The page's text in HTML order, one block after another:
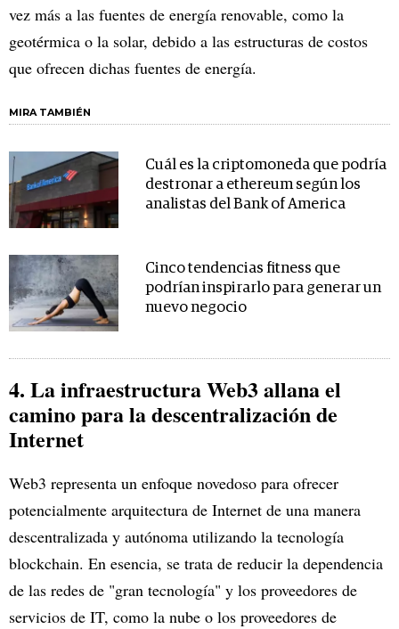
vez más a las fuentes de energía renovable, como la
geotérmica o la solar, debido a las estructuras de costos
que ofrecen dichas fuentes de energía.
MIRA TAMBIÉN
Cuál es la criptomoneda que podría
destronar a ethereum según los
analistas del Bank of America
Cinco tendencias fitness que
podrían inspirarlo para generar un
nuevo negocio
4. La infraestructura Web3 allana el
camino para la descentralización de
Internet
Web3 representa un enfoque novedoso para ofrecer
potencialmente arquitectura de Internet de una manera
descentralizada y autónoma utilizando la tecnología
blockchain. En esencia, se trata de reducir la dependencia
de las redes de "gran tecnología" y los proveedores de
servicios de IT, como la nube o los proveedores de